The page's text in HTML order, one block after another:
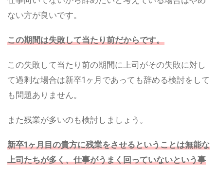
ない方が良いです。
この期間は失敗して当たり前だからです。
この失敗して当たり前の期間に上司がその失敗に対し
て過剰な場合は新卒1ヶ月であっても辞める検討をして
も問題ありません。
また残業が多いのも検討しましょう。
新卒1ヶ月目の貴方に残業をさせるということは無能な
上司たちが多く、仕事がうまく回っていないという事